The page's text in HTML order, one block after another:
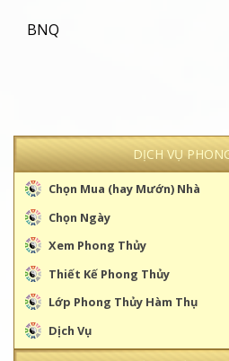
DỊCH VỤ
Chọn Mua (hay Mướn) Nhà
Chọn Ngày
Xem Phong Thủy
Thiết Kế Phong Thủy
Lớp Phong Thủy Hàm Thụ
Dịch Vụ
BNQ